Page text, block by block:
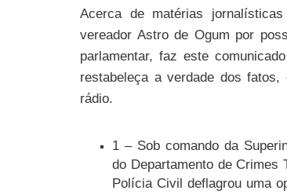
Acerca de matérias
vereador Astro de Ogum por
parlamentar, faz este
restabeleça a verdade dos
rádio.
1 – Sob comando da
do Departamento de Crimes
Polícia Civil deflagrou uma